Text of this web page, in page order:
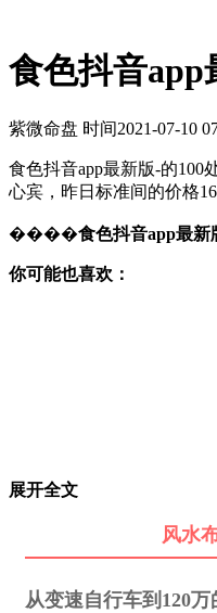
食色抖音app
紫微命盘 时间2021-07-10
食色抖音app最新版-的
心宾，昨日标准间的价格
����食色抖音app最新
你可能也喜欢：
展开全文
风水
从变速自行车到120万